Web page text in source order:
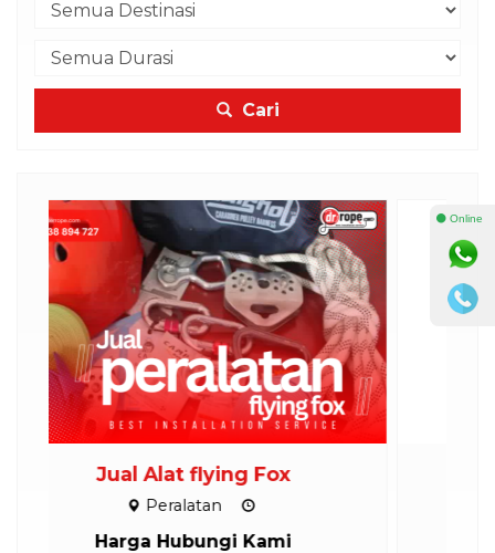
Cari
INSTALASI SEPEDA LAYANG
Instalasi
Harga Hubungi Kami
⚫ Online